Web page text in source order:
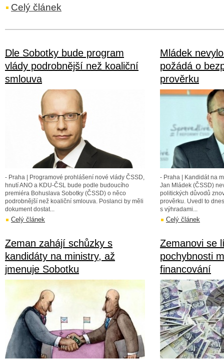
Celý článek
Dle Sobotky bude program
vlády podrobnější než koaliční
smlouva
- Praha | Programové prohlášení nové vlády ČSSD,
hnutí ANO a KDU-ČSL bude podle budoucího
premiéra Bohuslava Sobotky (ČSSD) o něco
podrobnější než koaliční smlouva. Poslanci by měli
dokument dostat...
Celý článek
Mládek
požádá o
prověrku
- Praha | Kandidát na
Jan Mládek (ČSSD)
politických důvodů
prověrku. Uvedl to
s výhradami...
Celý článek
Zeman zahájí schůzky s
kandidáty na ministry, až
jmenuje Sobotku
Zemanovi se
pochybnosti
financování